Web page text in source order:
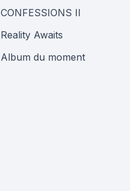
CONFESSIONS II
Reality Awaits
Album du moment